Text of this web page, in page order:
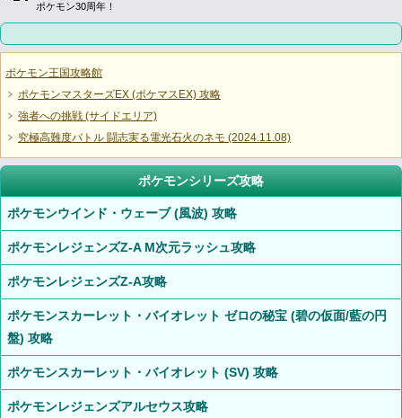
ポケモン30周年！
ポケモン王国攻略館
ポケモンマスターズEX (ポケマスEX) 攻略
強者への挑戦 (サイドエリア)
究極高難度バトル 闘志実る電光石火のネモ (2024.11.08)
ポケモンシリーズ攻略
ポケモンウインド・ウェーブ (風波) 攻略
ポケモンレジェンズZ-A M次元ラッシュ攻略
ポケモンレジェンズZ-A攻略
ポケモンスカーレット・バイオレット ゼロの秘宝 (碧の仮面/藍の円
盤) 攻略
ポケモンスカーレット・バイオレット (SV) 攻略
ポケモンレジェンズアルセウス攻略